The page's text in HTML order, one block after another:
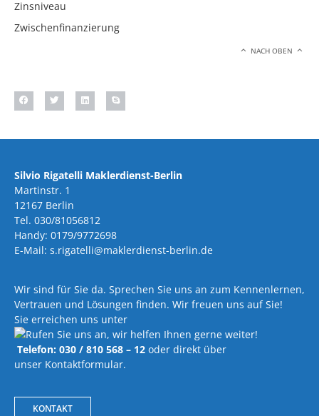
Zinsniveau
Zwischenfinanzierung
NACH OBEN
Silvio Rigatelli Maklerdienst-Berlin
Martinstr. 1
12167 Berlin
Tel. 030/81056812
Handy: 0179/9772698
E-Mail: s.rigatelli@maklerdienst-berlin.de
Wir sind für Sie da. Sprechen Sie uns an zum Kennenlernen,
Vertrauen und Lösungen finden. Wir freuen uns auf Sie!
Sie erreichen uns unter
Telefon: 030 / 810 568 – 12 oder direkt über
unser Kontaktformular.
KONTAKT